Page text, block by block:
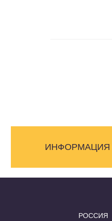
ИНФОРМАЦИЯ
РОССИЯ